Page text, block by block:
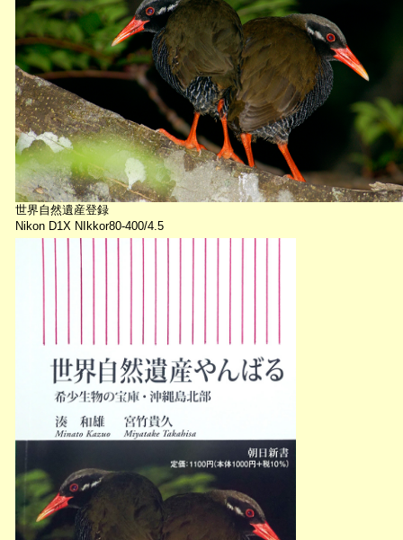
世界自然遺産登録
Nikon D1X NIkkor80-400/4.5